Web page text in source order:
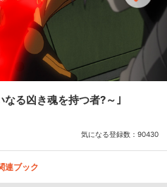
る凶き魂を持つ者?～｣
気になる登録数： 90430
連ブック